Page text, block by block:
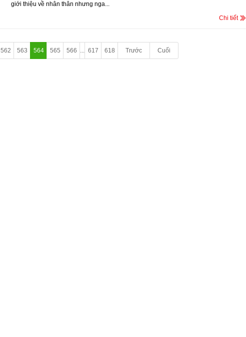
giới thiệu về nhân thân nhưng nga...
Chi tiết
562 563 564 565 566 ... 617 618 Trước Cuối